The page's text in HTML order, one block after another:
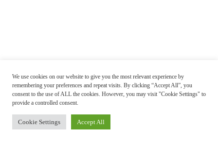
We use cookies on our website to give you the most relevant experience by
remembering your preferences and repeat visits. By clicking “Accept All”, you
consent to the use of ALL the cookies. However, you may visit "Cookie Settings" to
provide a controlled consent.
Cookie Settings Accept All